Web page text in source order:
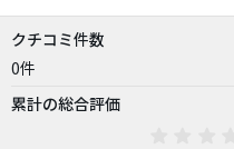
クチコミ件数
0件
累計の総合評価